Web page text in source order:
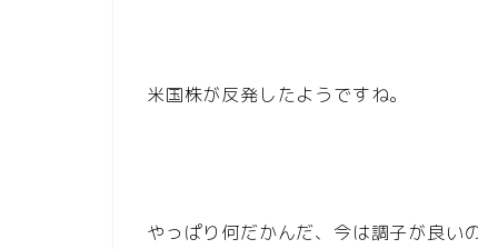
米国株が反発したようですね。
やっぱり何だかんだ、今は調子が良い